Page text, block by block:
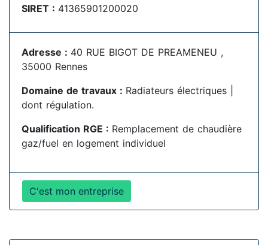
SIRET : 41365901200020
Adresse : 40 RUE BIGOT DE PREAMENEU ,
35000 Rennes
Domaine de travaux : Radiateurs électriques |
dont régulation.
Qualification RGE : Remplacement de chaudière
gaz/fuel en logement individuel
C'est mon entreprise